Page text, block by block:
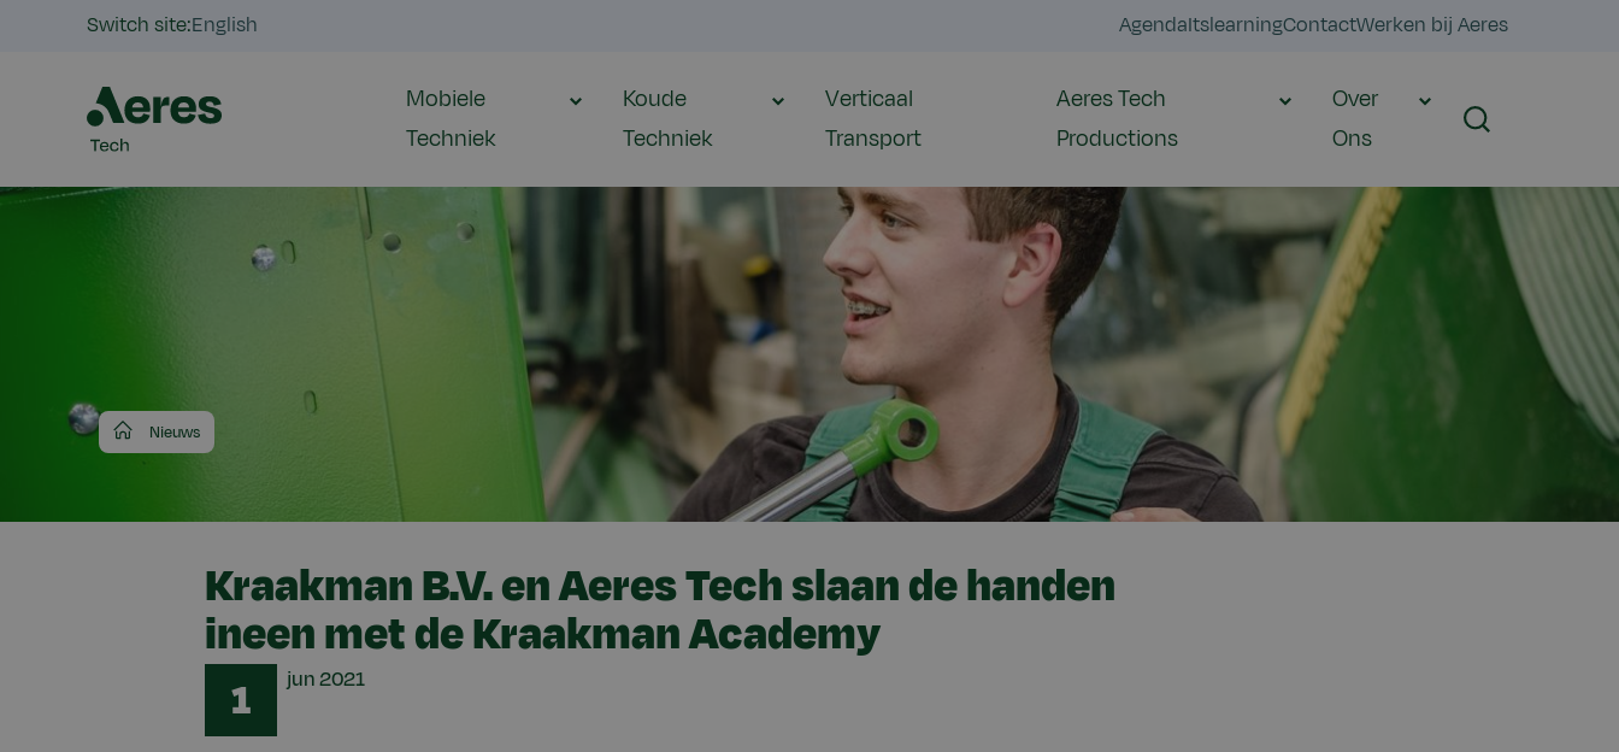
Switch site:English AgendaItslearningContactWerken bij Aeres
Mobiele
Techniek
Koude
Techniek
Verticaal
Transport
Aeres Tech
Productions
Over
Ons
Zoeken
Aeres
Tech
Nieuws
Kraakman B.V. en Aeres Tech slaan de handen
ineen met de Kraakman Academy
1 jun2021